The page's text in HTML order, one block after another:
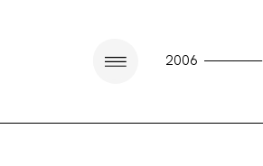
2006 ————